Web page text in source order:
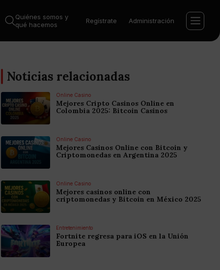
Quiénes somos y
qué hacemos
Regístrate Administración
Noticias relacionadas
Online Casino
Mejores Cripto Casinos Online en
Colombia 2025: Bitcoin Casinos
Online Casino
Mejores Casinos Online con Bitcoin y
Criptomonedas en Argentina 2025
Online Casino
Mejores casinos online con
criptomonedas y Bitcoin en México 2025
Entretenimiento
Fortnite regresa para iOS en la Unión
Europea